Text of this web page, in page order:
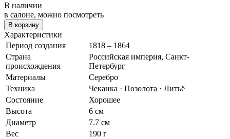
В наличии
в салоне, можно посмотреть
В корзину
Характеристики
Период создания
1818 – 1864
Страна
происхождения
Российская империя, Санкт-
Петербург
Материалы
Серебро
Техника
Чеканка · Позолота · Литьё
Состояние
Хорошее
Высота
6 см
Диаметр
7.7 см
Вес
190 г